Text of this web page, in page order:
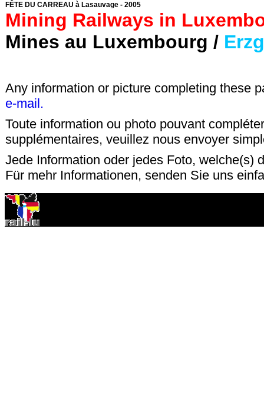
FÊTE DU CARREAU à Lasauvage - 2005
Mining Railways in
Mines au Luxembourg /
Any information or picture completing these
e-mail.
Toute information ou photo pouvant
supplémentaires, veuillez nous envoyer
Jede Information oder jedes Foto, welche(s)
Für mehr Informationen, senden Sie uns